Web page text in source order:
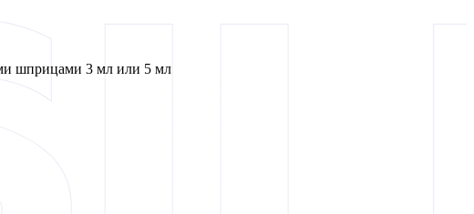
шприцами 3 мл или 5 мл